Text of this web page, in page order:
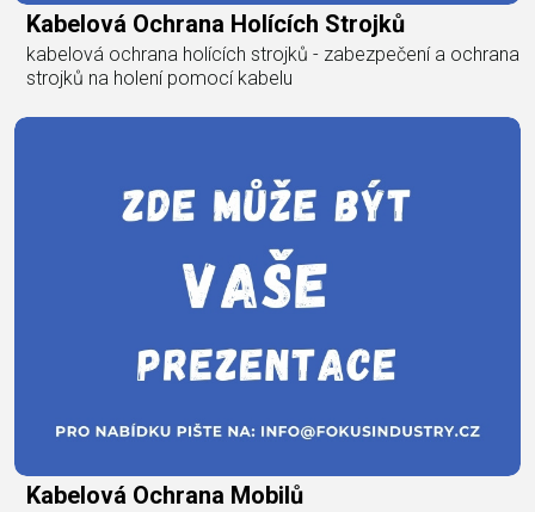
Kabelová Ochrana Holících Strojků
kabelová ochrana holících strojků - zabezpečení a ochrana
strojků na holení pomocí kabelu
Kabelová Ochrana Mobilů